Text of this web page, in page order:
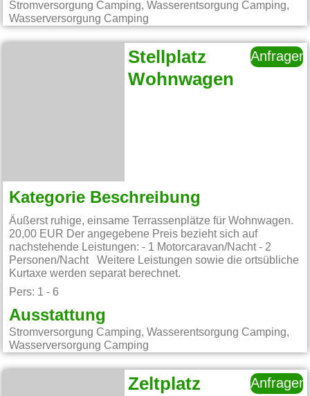
Stromversorgung Camping, Wasserentsorgung Camping,
Wasserversorgung Camping
Stellplatz
Wohnwagen
Anfragen
Kategorie Beschreibung
Äußerst ruhige, einsame Terrassenplätze für Wohnwagen.
20,00 EUR Der angegebene Preis bezieht sich auf
nachstehende Leistungen: - 1 Motorcaravan/Nacht - 2
Personen/Nacht Weitere Leistungen sowie die ortsübliche
Kurtaxe werden separat berechnet.
Pers: 1 - 6
Ausstattung
Stromversorgung Camping, Wasserentsorgung Camping,
Wasserversorgung Camping
Zeltplatz Anfragen